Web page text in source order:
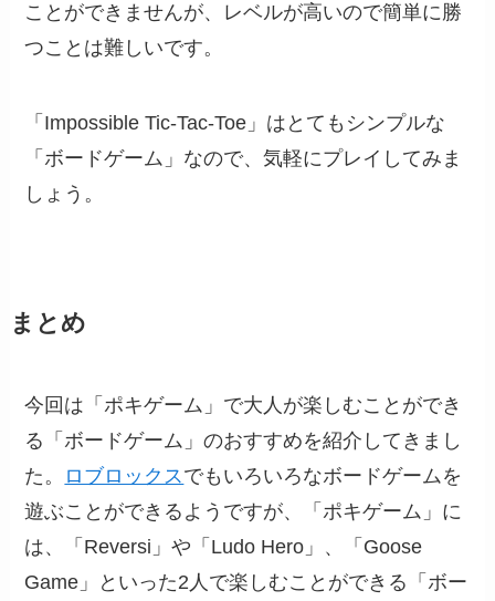
ことができませんが、レベルが高いので簡単に勝
つことは難しいです。
「Impossible Tic-Tac-Toe」はとてもシンプルな
「ボードゲーム」なので、気軽にプレイしてみま
しょう。
まとめ
今回は「ポキゲーム」で大人が楽しむことができ
る「ボードゲーム」のおすすめを紹介してきまし
た。
ロブロックス でもいろいろなボードゲームを
遊ぶことができるようですが、「ポキゲーム」に
は、「Reversi」や「Ludo Hero」、「Goose
Game」といった2人で楽しむことができる「ボー